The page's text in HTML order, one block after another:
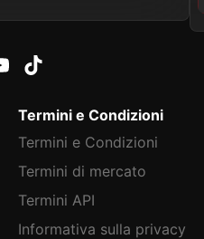
Termini e Condizioni
Termini e Condizioni
Termini di mercato
Termini API
Informativa sulla privacy